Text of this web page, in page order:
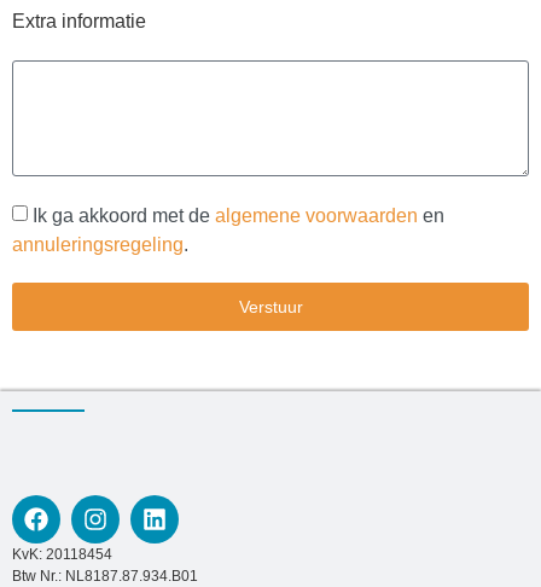
Extra informatie
Ik ga akkoord met de algemene voorwaarden en
annuleringsregeling.
Verstuur
KvK: 20118454
Btw Nr.: NL8187.87.934.B01